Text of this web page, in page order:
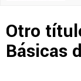
Otro
Básicas